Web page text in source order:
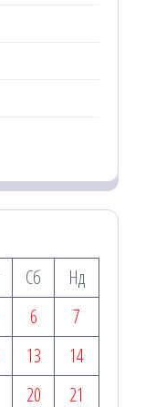
Сб
Нд
6
7
13
14
20 21